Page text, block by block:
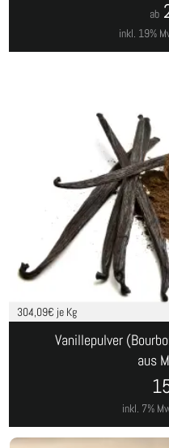
inkl. 19%
ab
304,09€ je Kg
Vanillepulver
aus
inkl. 7%